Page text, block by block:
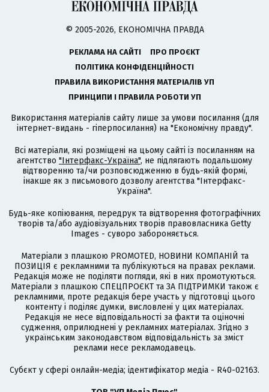
© 2005-2026, ЕКОНОМІЧНА ПРАВДА
РЕКЛАМА НА САЙТІ
ПРО ПРОЄКТ
ПОЛІТИКА КОНФІДЕНЦІЙНОСТІ
ПРАВИЛА ВИКОРИСТАННЯ МАТЕРІАЛІВ УП
ПРИНЦИПИ І ПРАВИЛА РОБОТИ УП
Використання матеріалів сайту лише за умови посилання (для
інтернет-видань - гіперпосилання) на "Економічну правду".
Всі матеріали, які розміщені на цьому сайті із посиланням на
агентство "Інтерфакс-Україна", не підлягають подальшому
відтворенню та/чи розповсюдженню в будь-якій формі,
інакше як з письмового дозволу агентства "Інтерфакс-
Україна".
Будь-яке копіювання, передрук та відтворення фотографічних
творів та/або аудіовізуальних творів правовласника Getty
Images - суворо забороняється.
Матеріали з плашкою PROMOTED, НОВИНИ КОМПАНІЙ та
ПОЗИЦІЯ є рекламними та публікуються на правах реклами.
Редакція може не поділяти погляди, які в них промотуються.
Матеріали з плашкою СПЕЦПРОЄКТ та ЗА ПІДТРИМКИ також є
рекламними, проте редакція бере участь у підготовці цього
контенту і поділяє думки, висловлені у цих матеріалах.
Редакція не несе відповідальності за факти та оціночні
судження, оприлюднені у рекламних матеріалах. Згідно з
українським законодавством відповідальність за зміст
реклами несе рекламодавець.
Cубєкт у сфері онлайн-медіа; ідентифікатор медіа - R40-02163.